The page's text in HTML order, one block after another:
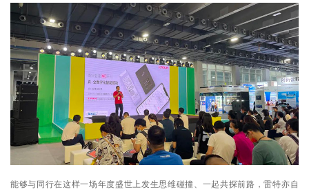
能够与同行在这样一场年度盛世上发生思维碰撞、一起共探前路，雷特亦自